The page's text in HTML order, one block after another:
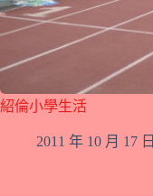
紹倫小學生活
2011 年 10 月 17 日